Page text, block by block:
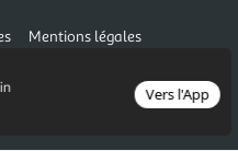
Vers l'App
Mentions légales
légales marketplace
droits réservés